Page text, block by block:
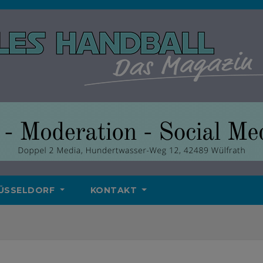
KONTAKT